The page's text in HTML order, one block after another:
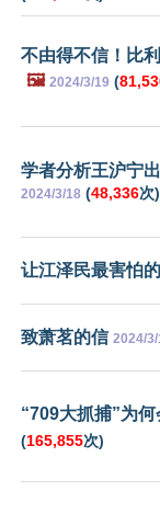
不由得不信！比
🖼️ 2024/3/19 (
学者分析王沪宁
2024/3/18 (48,336次)
让江泽民最害怕
致萧茗的信 2024/
“709大抓捕”为何
(165,855次)